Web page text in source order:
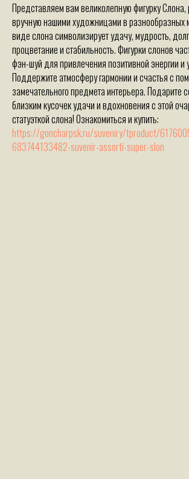
Представляем вам великолепную фигурку
вручную нашими художницами в разнообразных
виде слона символизирует удачу, мудрость,
процветание и стабильность. Фигурки слонов
фэн-шуй для привлечения позитивной энергии и
Поддержите атмосферу гармонии и счастья с
замечательного предмета интерьера. Подарите
близким кусочек удачи и вдохновения с этой
статуэткой слона! Ознакомиться и купить:
https://goncharpsk.ru/suveniry/tproduct/
683744133482-suvenir-assorti-super-slon